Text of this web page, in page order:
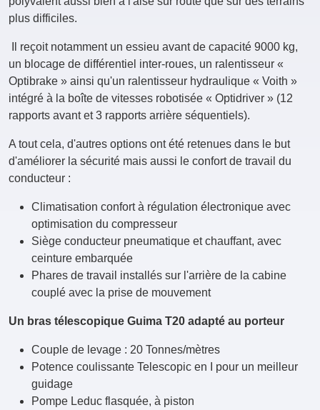
plus difficiles.
Il reçoit notamment un essieu avant de capacité 9000 kg,
un blocage de différentiel inter-roues, un ralentisseur «
Optibrake » ainsi qu'un ralentisseur hydraulique « Voith »
intégré à la boîte de vitesses robotisée « Optidriver » (12
rapports avant et 3 rapports arrière séquentiels).
A tout cela, d'autres options ont été retenues dans le but
d'améliorer la sécurité mais aussi le confort de travail du
conducteur :
Climatisation confort à régulation électronique avec
optimisation du compresseur
Siège conducteur pneumatique et chauffant, avec
ceinture embarquée
Phares de travail installés sur l'arrière de la cabine
couplé avec la prise de mouvement
Un bras télescopique Guima T20 adapté au porteur
Couple de levage : 20 Tonnes/mètres
Potence coulissante Telescopic en I pour un meilleur
guidage
Pompe Leduc flasquée, à piston